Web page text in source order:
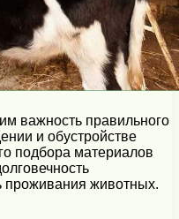
важность правильного
и обустройстве
подбора материалов
проживания животных.